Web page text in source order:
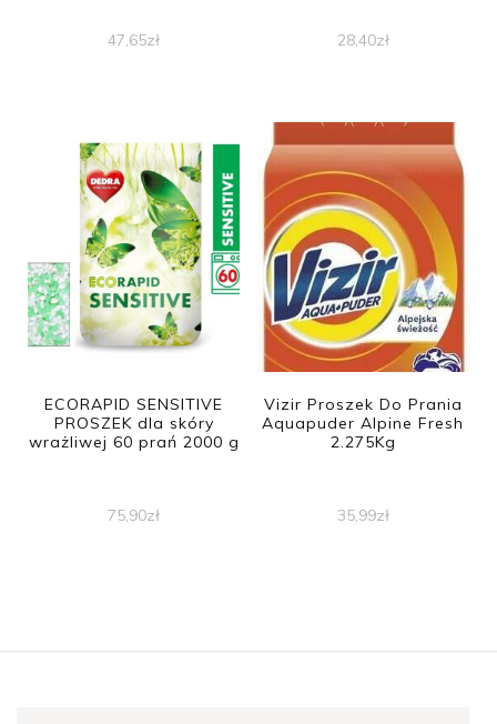
47,65zł 28,40zł
ECORAPID SENSITIVE
PROSZEK dla skóry
wrażliwej 60 prań 2000 g
75,90zł
Vizir Proszek Do Prania
Aquapuder Alpine Fresh
2.275Kg
35,99zł